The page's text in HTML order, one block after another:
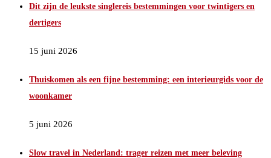
Dit zijn de leukste singlereis bestemmingen voor twintigers en
dertigers
15 juni 2026
Thuiskomen als een fijne bestemming: een interieurgids voor de
woonkamer
5 juni 2026
Slow travel in Nederland: trager reizen met meer beleving